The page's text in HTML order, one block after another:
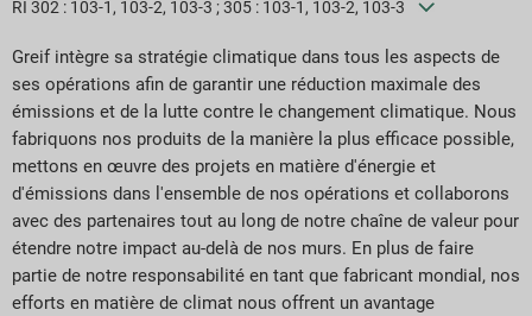
Téléchargements de rapports
RI 302 : 103-1, 103-2, 103-3 ; 305 : 103-1, 103-2, 103-3
Greif intègre sa stratégie climatique dans tous les aspects de
ses opérations afin de garantir une réduction maximale des
émissions et de la lutte contre le changement climatique. Nous
fabriquons nos produits de la manière la plus efficace possible,
mettons en œuvre des projets en matière d'énergie et
d'émissions dans l'ensemble de nos opérations et collaborons
avec des partenaires tout au long de notre chaîne de valeur pour
étendre notre impact au-delà de nos murs. En plus de faire
partie de notre responsabilité en tant que fabricant mondial, nos
efforts en matière de climat nous offrent un avantage